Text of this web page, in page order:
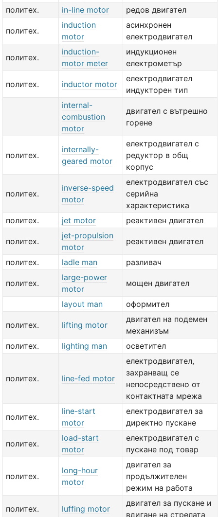
политех. in-line motor редов двигател
политех.
induction
motor
асинхронен
електродвигател
политех.
induction-
motor meter
индукционен
електрометър
политех. inductor motor
електродвигател
индукторен тип
internal-
combustion
motor
двигател с вътрешно
горене
политех.
internally-
geared motor
електродвигател с
редуктор в общ
корпус
политех.
inverse-speed
motor
електродвигател със
серийна
характеристика
политех.
jet motor реактивен двигател
политех.
jet-propulsion
motor
реактивен двигател
политех. ladle man разливач
политех.
large-power
motor
мощен двигател
layout man оформител
политех. lifting motor
двигател на подемен
механизъм
политех.
lighting man осветител
политех. line-fed motor
електродвигател,
захранващ се
непосредствено от
контактната мрежа
политех.
line-start
motor
електродвигател за
директно пускане
политех.
load-start
motor
електродвигател с
пускане под товар
политех.
long-hour
motor
двигател за
продължителен
режим на работа
политех. luffing motor
двигател за пускане и
вдигане на стрелата